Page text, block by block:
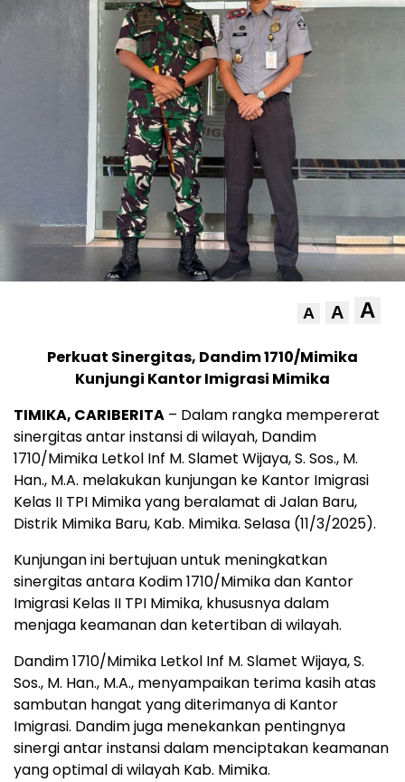
A A A
Perkuat Sinergitas, Dandim 1710/Mimika
Kunjungi Kantor Imigrasi Mimika
TIMIKA, CARIBERITA – Dalam rangka mempererat
sinergitas antar instansi di wilayah, Dandim
1710/Mimika Letkol Inf M. Slamet Wijaya, S. Sos., M.
Han., M.A. melakukan kunjungan ke Kantor Imigrasi
Kelas II TPI Mimika yang beralamat di Jalan Baru,
Distrik Mimika Baru, Kab. Mimika. Selasa (11/3/2025).
Kunjungan ini bertujuan untuk meningkatkan
sinergitas antara Kodim 1710/Mimika dan Kantor
Imigrasi Kelas II TPI Mimika, khususnya dalam
menjaga keamanan dan ketertiban di wilayah.
Dandim 1710/Mimika Letkol Inf M. Slamet Wijaya, S.
Sos., M. Han., M.A., menyampaikan terima kasih atas
sambutan hangat yang diterimanya di Kantor
Imigrasi. Dandim juga menekankan pentingnya
sinergi antar instansi dalam menciptakan keamanan
yang optimal di wilayah Kab. Mimika.